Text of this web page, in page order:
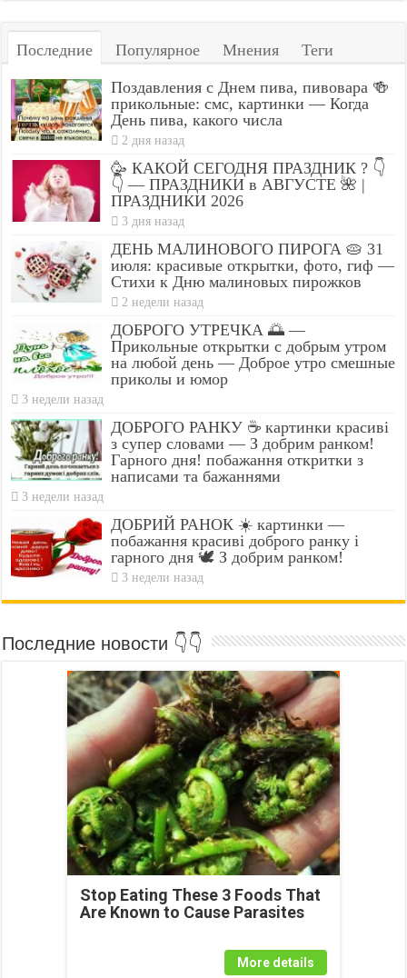
Последние Популярное Мнения Теги
Поздавления с Днем пива, пивовара 🍻
прикольные: смс, картинки — Когда
День пива, какого числа
2 дня назад
🥳 КАКОЙ СЕГОДНЯ ПРАЗДНИК ? 👇
👇 — ПРАЗДНИКИ в АВГУСТЕ 🌺 |
ПРАЗДНИКИ 2026
3 дня назад
ДЕНЬ МАЛИНОВОГО ПИРОГА 🥧 31
июля: красивые открытки, фото, гиф —
Стихи к Дню малиновых пирожков
2 недели назад
ДОБРОГО УТРЕЧКА 🌅 —
Прикольные открытки с добрым утром
на любой день — Доброе утро смешные
приколы и юмор
3 недели назад
ДОБРОГО РАНКУ ☕ картинки красиві
з супер словами — З добрим ранком!
Гарного дня! побажання откритки з
написами та бажаннями
3 недели назад
ДОБРИЙ РАНОК ☀️ картинки —
побажання красиві доброго ранку і
гарного дня 🕊️ З добрим ранком!
3 недели назад
Последние новости 👇👇
Stop Eating These 3 Foods That
Are Known to Cause Parasites
More details